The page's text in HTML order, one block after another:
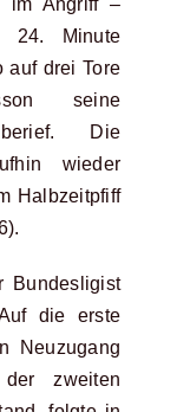
24. Minute
auf drei Tore
seine
Die
wieder
Halbzeitpfiff
Bundesligist
die erste
Neuzugang
zweiten